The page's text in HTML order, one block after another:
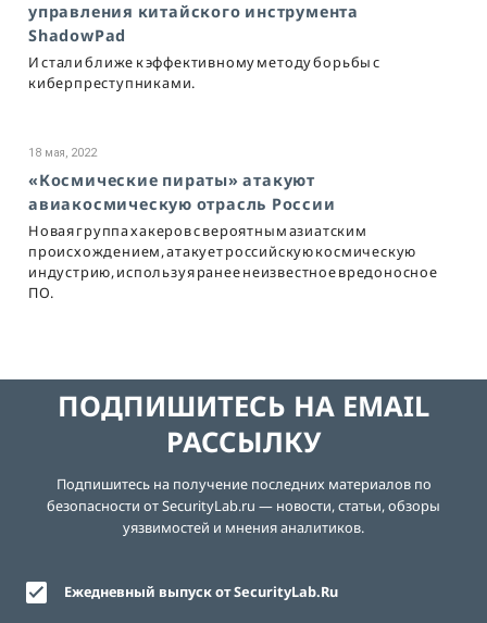
управления китайского инструмента
ShadowPad
И стали ближе к эффективному методу борьбы с
киберпреступниками.
18 мая, 2022
«Космические пираты» атакуют
авиакосмическую отрасль России
Новая группа хакеров с вероятным азиатским
происхождением, атакует российскую космическую
индустрию, используя ранее неизвестное вредоносное
ПО.
ПОДПИШИТЕСЬ НА EMAIL
РАССЫЛКУ
Подпишитесь на получение последних материалов по
безопасности от SecurityLab.ru — новости, статьи, обзоры
уязвимостей и мнения аналитиков.
Ежедневный выпуск от SecurityLab.Ru